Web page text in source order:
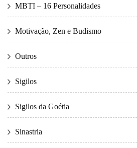
MBTI – 16 Personalidades
Motivação, Zen e Budismo
Outros
Sigilos
Sigilos da Goétia
Sinastria